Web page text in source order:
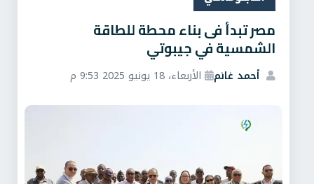
مصر تبدأ فى بناء محطة للطاقة
الشمسية في جيبوتي
أحمد غانم الأربعاء، 18 يونيو 2025 9:53 م